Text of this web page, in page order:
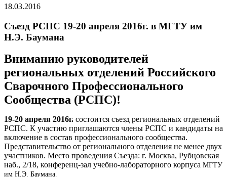
18.03.2016
Съезд РСПС 19-20 апреля 2016г. в МГТУ им
Н.Э. Баумана
Вниманию руководителей
региональных отделений Российского
Сварочного Профессионального
Сообщества (РСПС)!
19-20 апреля 2016г. состоится съезд региональных отделений
РСПС. К участию приглашаются члены РСПС и кандидаты на
включение в состав профессионального сообщества.
Представительство от регионального отделения не менее двух
участников. Место проведения Съезда: г. Москва, Рубцовская
наб., 2/18, конференц-зал учебно-лабораторного корпуса МГТУ
им Н.Э. Баумана.